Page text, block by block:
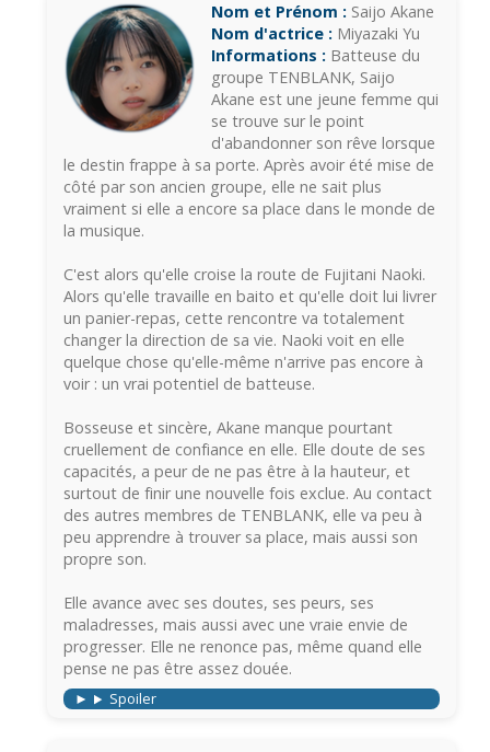
Nom et Prénom : Saijo Akane
Nom d'actrice : Miyazaki Yu
Informations : Batteuse du
groupe TENBLANK, Saijo
Akane est une jeune femme qui
se trouve sur le point
d'abandonner son rêve lorsque
le destin frappe à sa porte. Après avoir été mise de
côté par son ancien groupe, elle ne sait plus
vraiment si elle a encore sa place dans le monde de
la musique.
C'est alors qu'elle croise la route de Fujitani Naoki.
Alors qu'elle travaille en baito et qu'elle doit lui livrer
un panier-repas, cette rencontre va totalement
changer la direction de sa vie. Naoki voit en elle
quelque chose qu'elle-même n'arrive pas encore à
voir : un vrai potentiel de batteuse.
Bosseuse et sincère, Akane manque pourtant
cruellement de confiance en elle. Elle doute de ses
capacités, a peur de ne pas être à la hauteur, et
surtout de finir une nouvelle fois exclue. Au contact
des autres membres de TENBLANK, elle va peu à
peu apprendre à trouver sa place, mais aussi son
propre son.
Elle avance avec ses doutes, ses peurs, ses
maladresses, mais aussi avec une vraie envie de
progresser. Elle ne renonce pas, même quand elle
pense ne pas être assez douée.
Spoiler